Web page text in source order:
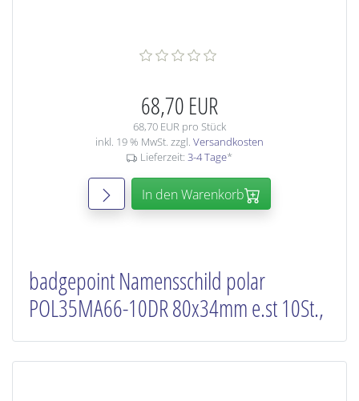
68,70 EUR
68,70 EUR pro Stück
inkl. 19 % MwSt. zzgl. Versandkosten
Lieferzeit: 3-4 Tage*
In den Warenkorb
badgepoint Namensschild polar
POL35MA66-10DR 80x34mm e.st 10St.,